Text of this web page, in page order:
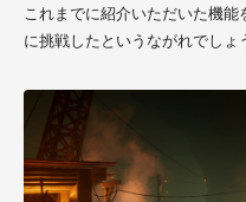
これまでに紹介いただいた機
に挑戦したというながれでしょ